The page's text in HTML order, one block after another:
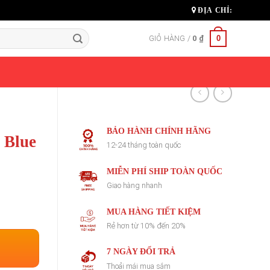
ĐỊA CHỈ:
GIỎ HÀNG / 0 ₫ 0
BẢO HÀNH CHÍNH HÃNG
12-24 tháng toàn quốc
MIỄN PHÍ SHIP TOÀN QUỐC
Giao hàng nhanh
MUA HÀNG TIẾT KIỆM
Rẻ hơn từ 10% đến 20%
7 NGÀY ĐỔI TRẢ
Thoải mái mua sắm